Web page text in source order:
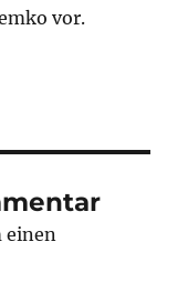
vor.
einen